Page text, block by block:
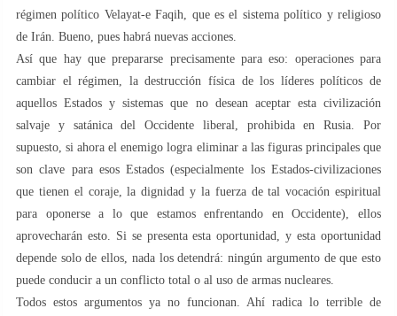
régimen político Velayat-e Faqih, que es el sistema político y religioso
de Irán. Bueno, pues habrá nuevas acciones.
Así que hay que prepararse precisamente para eso: operaciones para
cambiar el régimen, la destrucción física de los líderes políticos de
aquellos Estados y sistemas que no desean aceptar esta civilización
salvaje y satánica del Occidente liberal, prohibida en Rusia. Por
supuesto, si ahora el enemigo logra eliminar a las figuras principales que
son clave para esos Estados (especialmente los Estados-civilizaciones
que tienen el coraje, la dignidad y la fuerza de tal vocación espiritual
para oponerse a lo que estamos enfrentando en Occidente), ellos
aprovecharán esto. Si se presenta esta oportunidad, y esta oportunidad
depende solo de ellos, nada los detendrá: ningún argumento de que esto
puede conducir a un conflicto total o al uso de armas nucleares.
Todos estos argumentos ya no funcionan. Ahí radica lo terrible de